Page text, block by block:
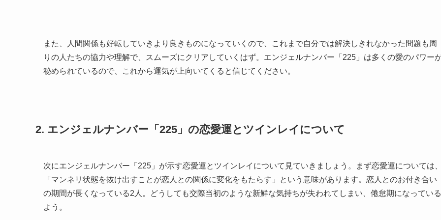
また、人間関係も好転していきより良きものになっていくので、これまで自分では解決しきれなかった問題も周
りの人たちの協力や理解で、スムーズにクリアしていくはず。エンジェルナンバー「225」は多くの愛のパワー
秘められているので、これから運気が上向いてくると信じてください。
2. エンジェルナンバー「225」の恋愛運とツインレイについて
次にエンジェルナンバー「225」が示す恋愛運とツインレイについて見ていきましょう。まず恋愛運については、
「マンネリ状態を抜け出すことが恋人との関係に変化をもたらす」という意味があります。恋人とのお付き合い
の期間が長くなっている2人。どうしても交際当初のような新鮮な気持ちが失われてしまい、倦怠期になっている
よう。